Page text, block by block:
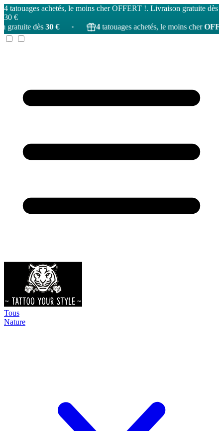
4 tatouages achetés, le moins cher OFFERT !. Livraison gratuite dès
30 €
30 €
• 4tatouages achetés, le moins cher OFFERT! •
Tous
Nature